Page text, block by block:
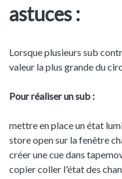
astuces :
Lorsque plusieurs sub
valeur la plus grande du
Pour réaliser un sub :
mettre en place un état
store open sur la fenêtre
créer une cue dans
copier coller l'état des